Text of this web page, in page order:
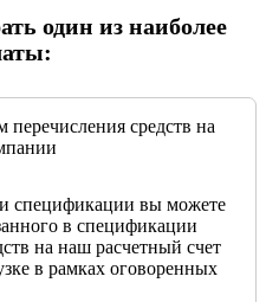
один из наиболее
перечисления средств на
спецификации вы можете
в спецификации
на наш расчетный счет
в рамках оговоренных